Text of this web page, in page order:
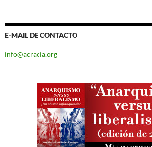
E-MAIL DE CONTACTO
info@acracia.org